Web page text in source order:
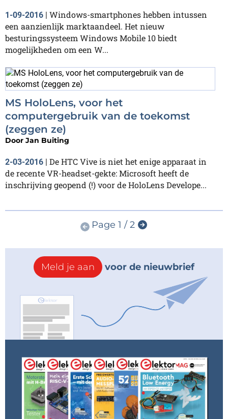
1-09-2016
Windows-smartphones hebben intussen
een aanzienlijk marktaandeel. Het nieuw
besturingssysteem Windows Mobile 10 biedt
mogelijkheden om een W...
MS HoloLens, voor het
computergebruik van de toekomst
(zeggen ze)
Door Jan Buiting
2-03-2016
De HTC Vive is niet het enige apparaat in
de recente VR-headset-gekte: Microsoft heeft de
inschrijving geopend (!) voor de HoloLens Develope...
Page 1 / 2
Meld je aan voor de nieuwbrief